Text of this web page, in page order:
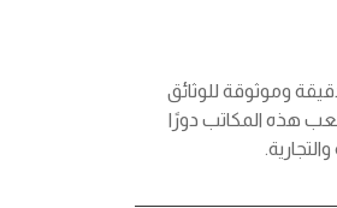
وموثوقة للوثائق
تلعب هذه المكاتب دورًا